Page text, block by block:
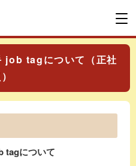
job tagについて（正社
tagについて